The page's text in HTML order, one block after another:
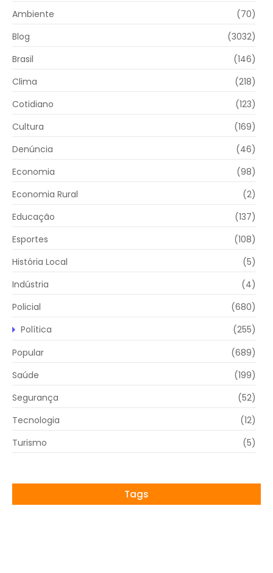
Ambiente
(70)
Blog
(3032)
Brasil
(146)
Clima
(218)
Cotidiano
(123)
Cultura
(169)
Denúncia
(46)
Economia
(98)
Economia Rural
(2)
Educação
(137)
Esportes
(108)
História Local
(5)
Indústria
(4)
Policial
(680)
Política
(255)
Popular
(689)
Saúde
(199)
Segurança
(52)
Tecnologia
(12)
Turismo
(5)
Tags